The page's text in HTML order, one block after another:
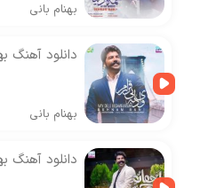
بهنام بانی
دانلود آهنگ
بهنام بانی
دانلود آهنگ